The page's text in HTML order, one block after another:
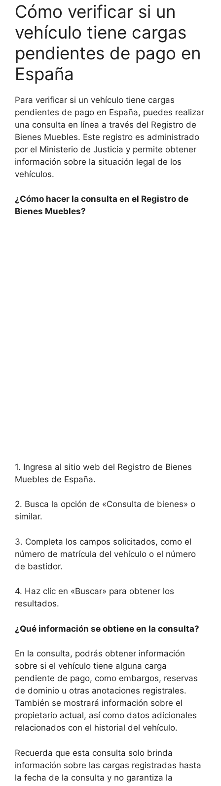
Cómo verificar si un
vehículo tiene cargas
pendientes de pago en
España
Para verificar si un vehículo tiene cargas
pendientes de pago en España, puedes realizar
una consulta en línea a través del Registro de
Bienes Muebles. Este registro es administrado
por el Ministerio de Justicia y permite obtener
información sobre la situación legal de los
vehículos.
¿Cómo hacer la consulta en el Registro de
Bienes Muebles?
1. Ingresa al sitio web del Registro de Bienes
Muebles de España.
2. Busca la opción de «Consulta de bienes» o
similar.
3. Completa los campos solicitados, como el
número de matrícula del vehículo o el número
de bastidor.
4. Haz clic en «Buscar» para obtener los
resultados.
¿Qué información se obtiene en la consulta?
En la consulta, podrás obtener información
sobre si el vehículo tiene alguna carga
pendiente de pago, como embargos, reservas
de dominio u otras anotaciones registrales.
También se mostrará información sobre el
propietario actual, así como datos adicionales
relacionados con el historial del vehículo.
Recuerda que esta consulta solo brinda
información sobre las cargas registradas hasta
la fecha de la consulta y no garantiza la